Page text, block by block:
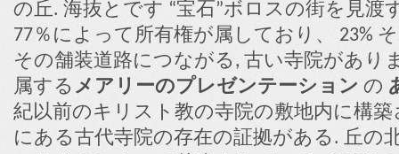
の丘. 海抜とです “宝石”ボロスの街を見渡
77％によって所有権が属しており、 23%
その舗装道路につながる, 古い寺院があり
属する メアリーのプレゼンテーション の
紀以前のキリスト教の寺院の敷地内に構
にある古代寺院の存在の証拠がある. 丘の